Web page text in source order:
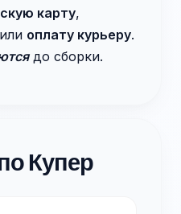
карту,
или оплату курьеру.
до сборки.
Купер